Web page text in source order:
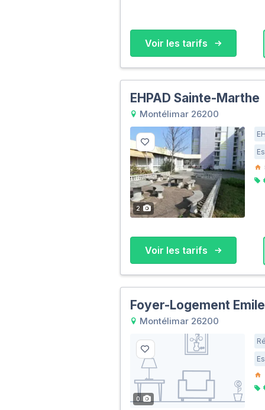
Voir les tarifs
EHPAD Sainte-Marthe
Montélimar 26200
2
Voir les tarifs
Foyer-Logement
Montélimar 26200
0